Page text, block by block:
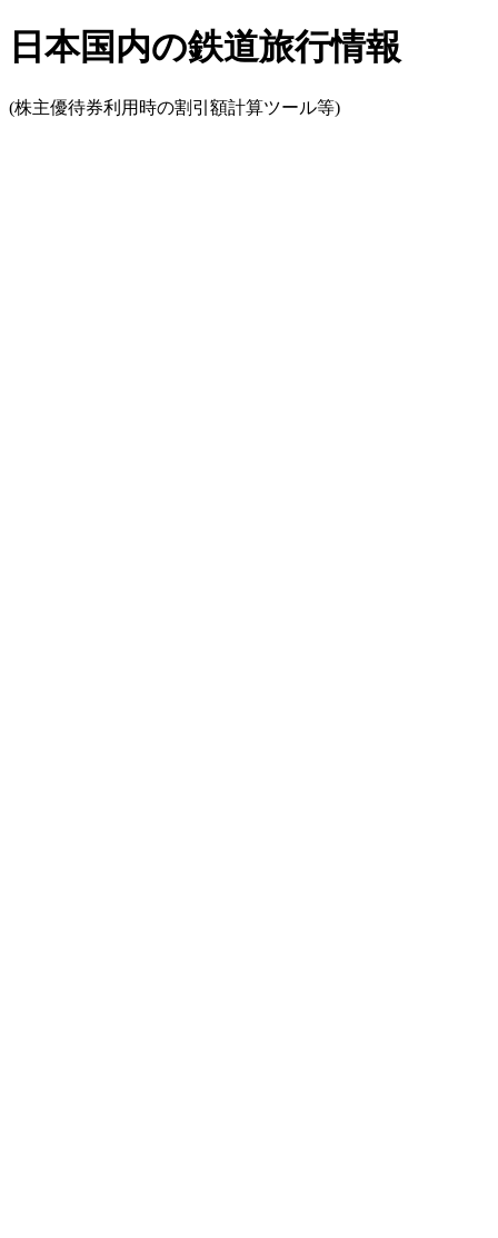
日本国内の鉄道旅行情報
(株主優待券利用時の割引額計算ツール等)